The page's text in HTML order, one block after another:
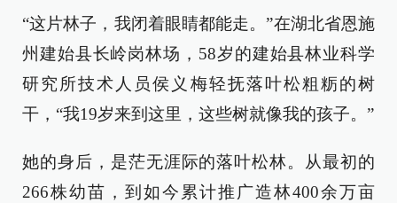
“这片林子，我闭着眼睛都能走。”在湖北省恩施
州建始县长岭岗林场，58岁的建始县林业科学
研究所技术人员侯义梅轻抚落叶松粗粝的树
干，“我19岁来到这里，这些树就像我的孩子。”
她的身后，是茫无涯际的落叶松林。从最初的
266株幼苗，到如今累计推广造林400余万亩